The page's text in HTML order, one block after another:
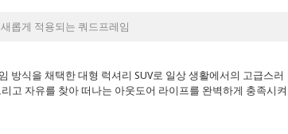
롭게 적용되는 쿼드프레임
방식을 채택한 대형 럭셔리 SUV로 일상 생활에서의 고급스러
고 자유를 찾아 떠나는 아웃도어 라이프를 완벽하게 충족시켜